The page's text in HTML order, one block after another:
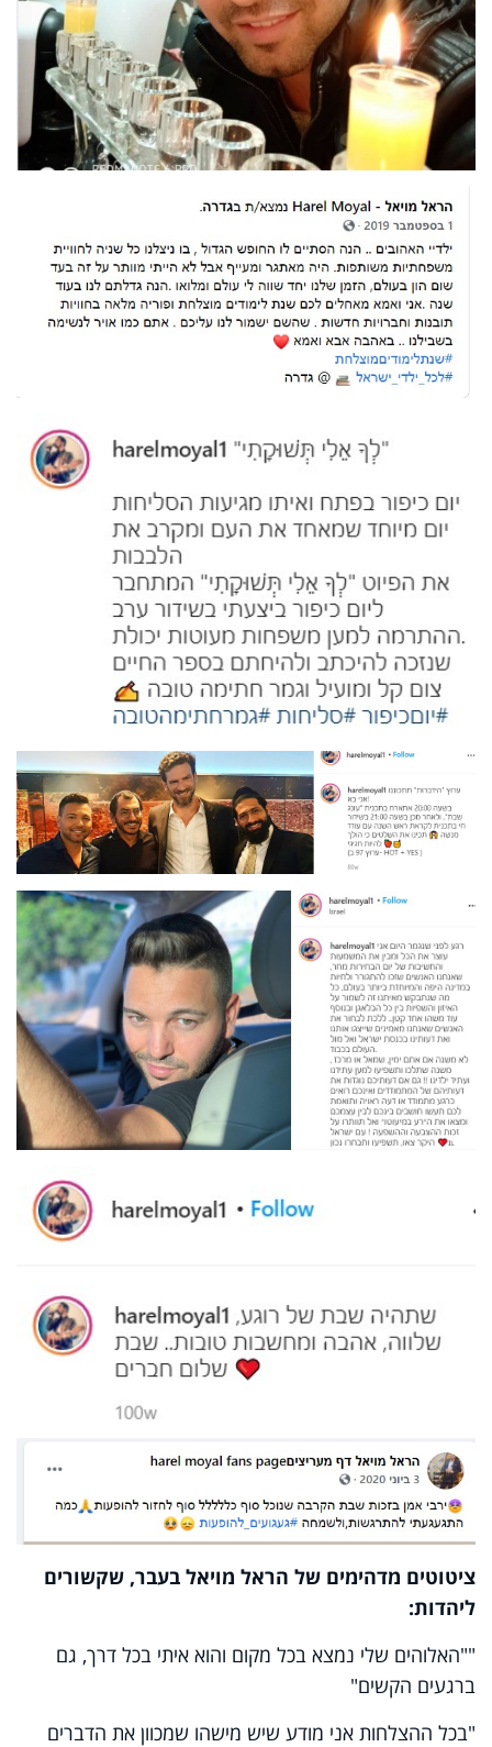
ציטוטים מדהימים של הראל מויאל בעבר, שקשורים
ליהדות:
""האלוהים שלי נמצא בכל מקום והוא איתי בכל דרך, גם
ברגעים הקשים"
"בכל ההצלחות אני מודע שיש מישהו שמכוון את הדברים